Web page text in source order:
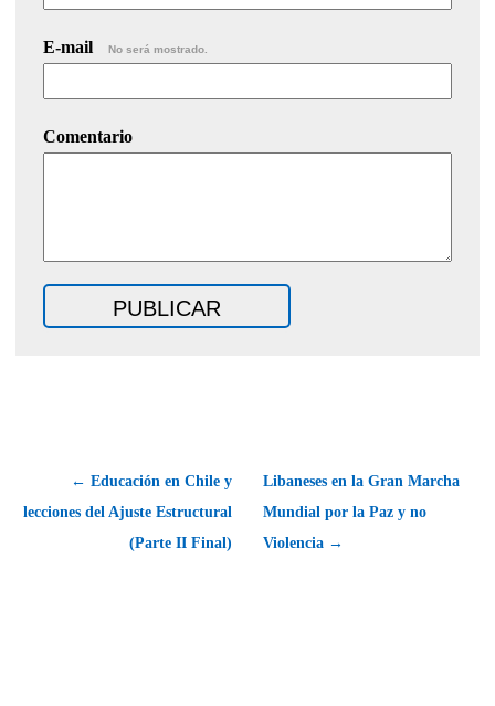
E-mail No será mostrado.
Comentario
← Educación en Chile y
lecciones del Ajuste Estructural
(Parte II Final)
Libaneses en la Gran Marcha
Mundial por la Paz y no
Violencia →